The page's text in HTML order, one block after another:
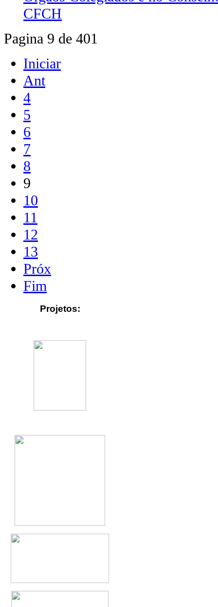
CFCH
Pagina 9 de 401
Iniciar
Ant
4
5
6
7
8
9
10
11
12
13
Próx
Fim
Projetos: